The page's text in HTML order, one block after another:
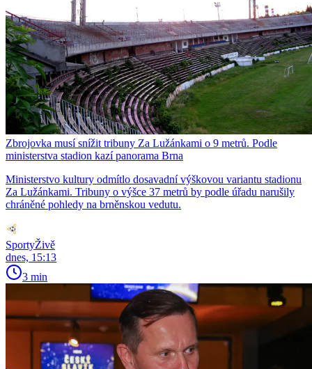
Zbrojovka musí snížit tribuny Za Lužánkami o 9 metrů. Podle
ministerstva stadion kazí panorama Brna
Ministerstvo kultury odmítlo dosavadní výškovou variantu stadionu
Za Lužánkami. Tribuny o výšce 37 metrů by podle úřadu narušily
chráněné pohledy na brněnskou vedutu.
SportyŽivě
dnes, 15:13
3 min